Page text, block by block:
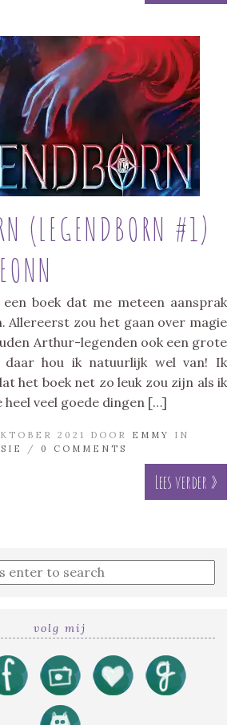
(LEGENDBORN #1)
boek dat me meteen aansprak
Allereerst zou het gaan over magie
Arthur-legenden ook een grote
daar hou ik natuurlijk wel van! Ik
het boek net zo leuk zou zijn als ik
veel goede dingen […]
2021 DOOR EMMY
IN
/ 0 COMMENTS
Lees verder »
volg mij